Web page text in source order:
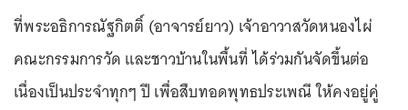
ที่พระอธิการณัฐกิตติ์ (อาจารย์ยาว) เจ้าอาวาสวัดหนองไผ่
คณะกรรมการวัด และชาวบ้านในพื้นที่ ได้ร่วมกันจัดขึ้นต่อ
เนื่องเป็นประจำทุกๆ ปี เพื่อสืบทอดพุทธประเพณี ให้คงอยู่คู่